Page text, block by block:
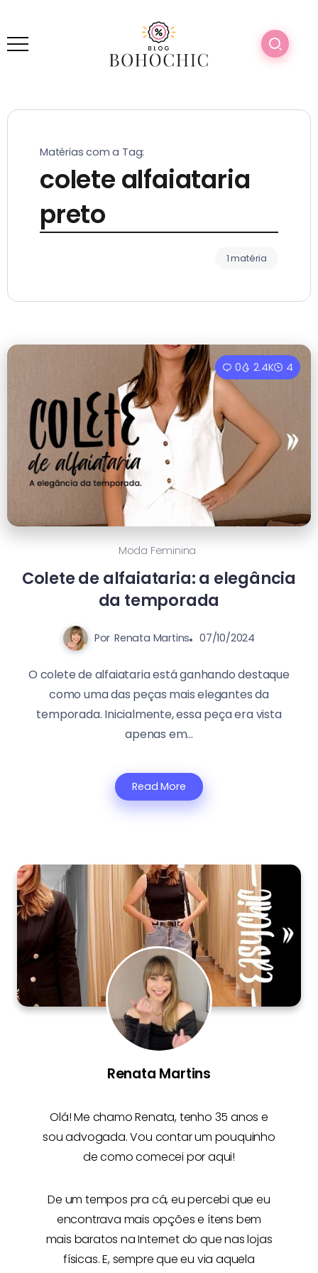
Matérias com a Tag:
colete alfaiataria
preto
1 matéria
0 2.4K 4
Moda Feminina
Colete de alfaiataria: a elegância
da temporada
Por Renata Martins 07/10/2024
O colete de alfaiataria está ganhando destaque
como uma das peças mais elegantes da
temporada. Inicialmente, essa peça era vista
apenas em...
Read More
Renata Martins
Olá! Me chamoRenata, tenho 35 anos e
sou advogada. Vou contar um pouquinho
de como comecei por aqui!
De um tempos pra cá, eu percebi que eu
encontrava mais opções e ítens bem
mais baratos na Internetdo que nas lojas
físicas. E, sempre que eu via aquela